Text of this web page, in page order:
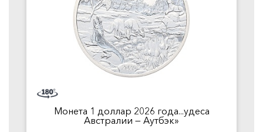
Монета 1 доллар 2026 года...удеса
Австралии — Аутбэк»